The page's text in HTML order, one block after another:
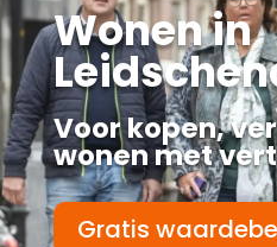
Wonen in
Voor kopen,
wonen met
Gratis